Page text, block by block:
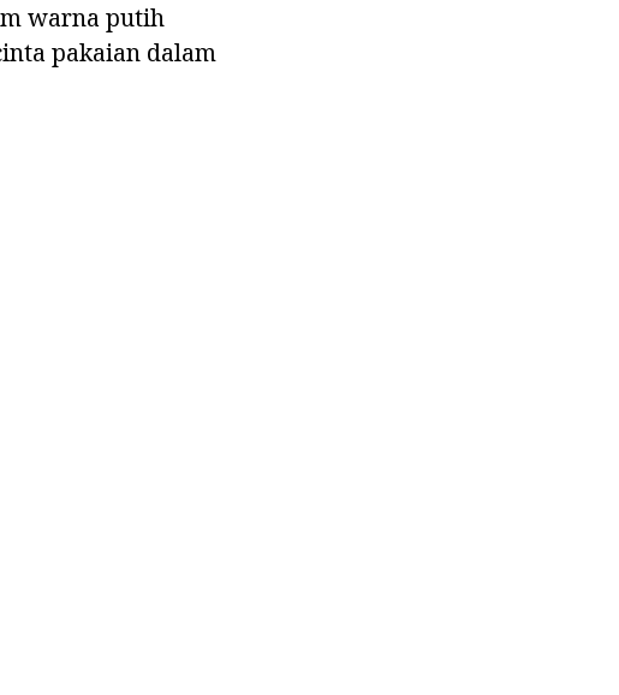
warna putih
pakaian dalam